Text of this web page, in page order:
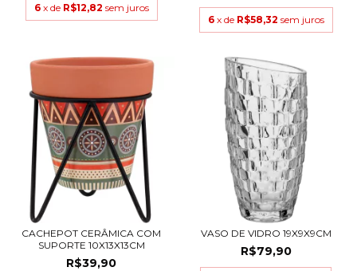
6 x de R$12,82 sem juros
6 x de R$58,32 sem juros
CACHEPOT CERÂMICA COM
SUPORTE 10X13X13CM
R$39,90
VASO DE VIDRO 19X9X9CM
R$79,90